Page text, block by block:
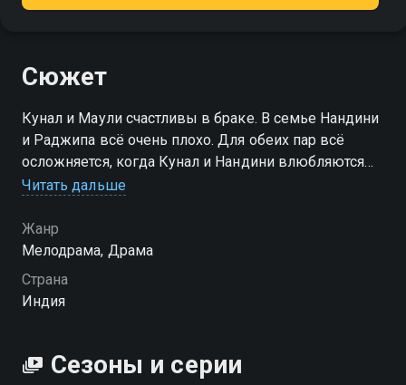
Сюжет
Кунал и Маули счастливы в браке. В семье Нандини
и Раджипа всё очень плохо. Для обеих пар всё
осложняется, когда Кунал и Нандини влюбляются
друг в друга. Кто победит в этом любовном
Читать дальше
Жанр
Мелодрама, Драма
Страна
Индия
Сезоны и серии